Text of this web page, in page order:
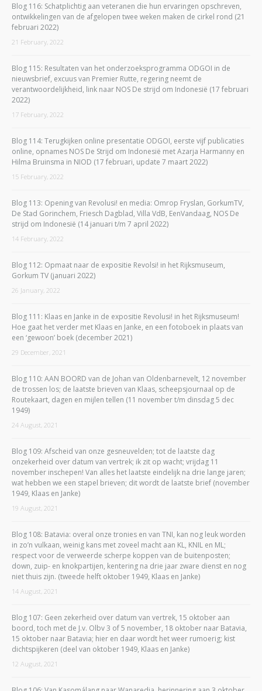
Blog 116: Schatplichtig aan veteranen die hun ervaringen opschreven,
ontwikkelingen van de afgelopen twee weken maken de cirkel rond (21
februari 2022)
21 February, 2022
Blog 115: Resultaten van het onderzoeksprogramma ODGOI in de
nieuwsbrief, excuus van Premier Rutte, regering neemt de
verantwoordelijkheid, link naar NOS De strijd om Indonesië (17 februari
2022)
17 February, 2022
Blog 114: Terugkijken online presentatie ODGOI, eerste vijf publicaties
online, opnames NOS De Strijd om Indonesië met Azarja Harmanny en
Hilma Bruinsma in NIOD (17 februari, update 7 maart 2022)
15 February, 2022
Blog 113: Opening van Revolusi! en media: Omrop Fryslan, GorkumTV,
De Stad Gorinchem, Friesch Dagblad, Villa VdB, EenVandaag, NOS De
strijd om Indonesië (14 januari t/m 7 april 2022)
14 February, 2022
Blog 112: Opmaat naar de expositie Revolsi! in het Rijksmuseum,
Gorkum TV (januari 2022)
26 January, 2022
Blog 111: Klaas en Janke in de expositie Revolusi! in het Rijksmuseum!
Hoe gaat het verder met Klaas en Janke, en een fotoboek in plaats van
een ‘gewoon’ boek (december 2021)
29 December, 2021
Blog 110: AAN BOORD van de Johan van Oldenbarnevelt, 12 november
de trossen los; de laatste brieven van Klaas, scheepsjournaal op de
Routekaart, dagen en mijlen tellen (11 november t/m dinsdag 5 dec
1949)
24 August, 2021
Blog 109: Afscheid van onze gesneuvelden; tot de laatste dag
onzekerheid over datum van vertrek; ik zit op wacht; vrijdag 11
november inschepen! Van alles het laatste eindelijk na drie lange jaren;
wat hebben we een stapel brieven; dit wordt de laatste brief (november
1949, Klaas en Janke)
19 August, 2021
Blog 108: Batavia: overal onze tronies en van TNI, kan nog leuk worden
in zo’n vulkaan, weinig kans met zoveel macht aan KL, KNIL en ML;
respect voor de verweerde scherpe koppen van de buitenposten;
down, zuip- en knokpartijen, kentering na drie jaar zware dienst en nog
niet thuis zijn. (tweede helft oktober 1949, Klaas en Janke)
14 August, 2021
Blog 107: Geen zekerheid over datum van vertrek, 15 oktober aan
boord, toch met de J.v. Olbv 3 of 5 november, 18 oktober naar Batavia,
15 oktober naar Batavia; hier en daar wordt het weer rumoerig; kist
dichtspijkeren (deel van oktober 1949, Klaas en Janke)
12 August, 2021